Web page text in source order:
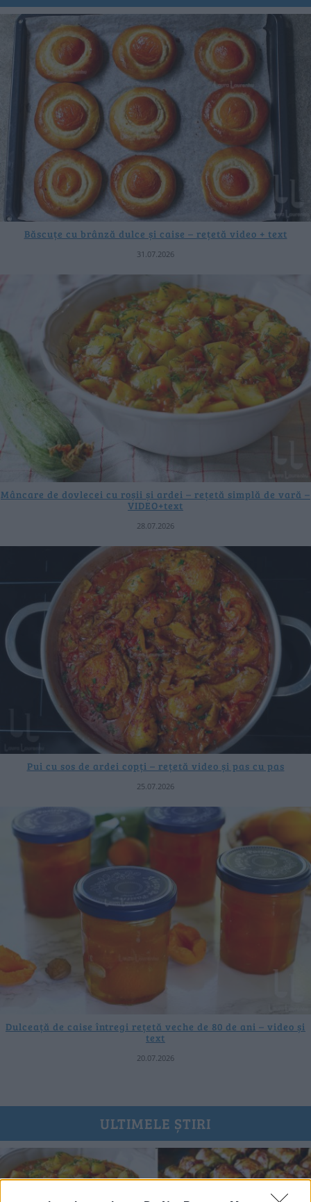
Băscuțe cu brânză dulce și caise – rețetă video + text
31.07.2026
Mâncare de dovlecei cu roșii și ardei – rețetă simplă de vară –
VIDEO+text
28.07.2026
Pui cu sos de ardei copți – rețetă video și pas cu pas
25.07.2026
Dulceață de caise întregi rețetă veche de 80 de ani – video și
text
20.07.2026
ULTIMELE ȘTIRI